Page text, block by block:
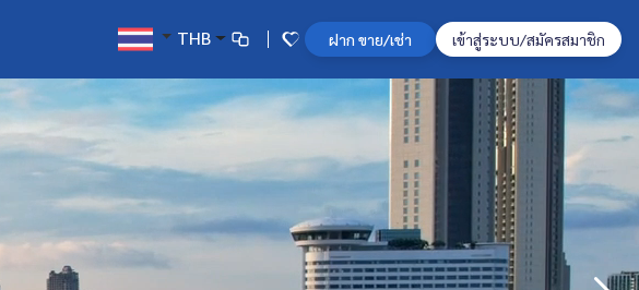
THB ฝาก ขาย/เช่า เข้าสู่ระบบ/สมัครสมาชิก